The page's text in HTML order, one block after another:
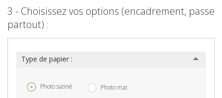
3 - Choisissez vos options (encadrement, passe
partout) :
Type de papier :
Photo satiné Photo mat